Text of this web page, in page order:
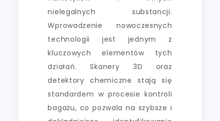
nielegalnych substancji.
Wprowadzenie nowoczesnych
technologii jest jednym z
kluczowych elementów tych
działań. Skanery 3D oraz
detektory chemiczne stają się
standardem w procesie kontroli
bagażu, co pozwala na szybsze i